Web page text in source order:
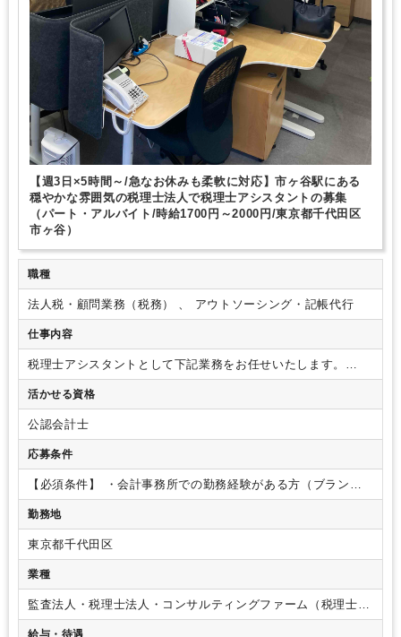
【週3日×5時間～/急なお休みも柔軟に対応】市ヶ谷駅にある
穏やかな雰囲気の税理士法人で税理士アシスタントの募集
（パート・アルバイト/時給1700円～2000円/東京都千代田区
市ヶ谷）
職種
法人税・顧問業務（税務） 、 アウトソーシング・記帳代行
仕事内容
税理士アシスタントとして下記業務をお任せいたします。
【具体的な業務内容】・法人のお客様の月次チェック（元帳
チェック、消費税課税区分チェックなど通常の監査業務）
成など） ※申告書作成については必須とさせていただきます
が、作成したことの無い別表が出てきた場合は、所長の指示の
もと作成していただきますのでご安心ください。 【ポイン
ト】・残業は基本的に行いません。ただ、どうしてもその日
のうちにこの業務だけは終わらせておきたい、など残業したほ
うがその後の業務が円滑に進むのであれば、所長へ報告してい
の裁量にある程度委ねていますので、当事務所も臨機応変に対
応したいと思っています。
用します。・税務申告ソフトはTKCまたは達人（NTT）を使
用しております。使用経験が無くてもレクチャーしますのでご
活かせる資格
公認会計士
応募条件
【必須条件】
・会計事務所での勤務経験がある方（ブランク
期間ありでも問題ありません） 【歓迎条件】・税理士試験科
目合格者
勤務地
東京都千代田区
業種
監査法人・税理士法人・コンサルティングファーム（税理士法
人）
給与・待遇